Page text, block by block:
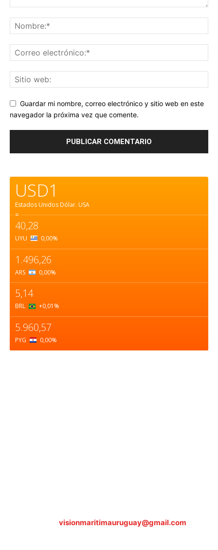
Guardar mi nombre, correo electrónico y sitio web en este
navegador la próxima vez que comente.
USD1
Estados Unidos Dólar. USA
=
40,28
UYU 0,00%
1.496,26
ARS 0,00%
5,14
BRL +0,01 %
5.960,57
PYG 0,00%
visionmaritimauruguay@gmail.com